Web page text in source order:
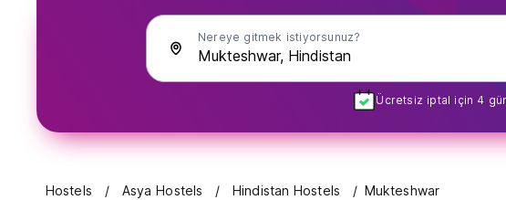
Nereye gitmek istiyorsunuz?
Ücretsiz iptal için 4
Hostels Asya Hostels Hindistan Hostels Mukteshwar